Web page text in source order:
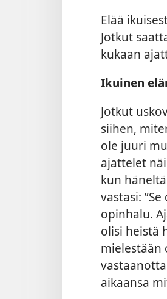
Elää
Jotkut
kukaan
Ikuinen
Jotkut
siihen,
ole juuri
ajattelet
kun
vastasi:
opinhalu.
olisi heistä
mielestään
aikaansa